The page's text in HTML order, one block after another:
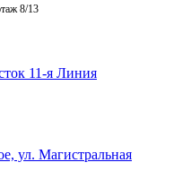
8/13
11-я Линия
ул. Магистральная